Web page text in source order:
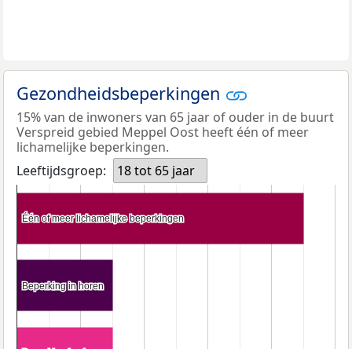
Gezondheidsbeperkingen
15% van de inwoners van 65 jaar of ouder in de buurt
Verspreid gebied Meppel Oost heeft één of meer
lichamelijke beperkingen.
Leeftijdsgroep:
18 tot 65 jaar
Één of meer lichamelijke beperkingen
Één of meer lichamelijke beperkingen
Beperking in horen
Beperking in horen